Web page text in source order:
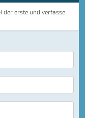
der erste und verfasse